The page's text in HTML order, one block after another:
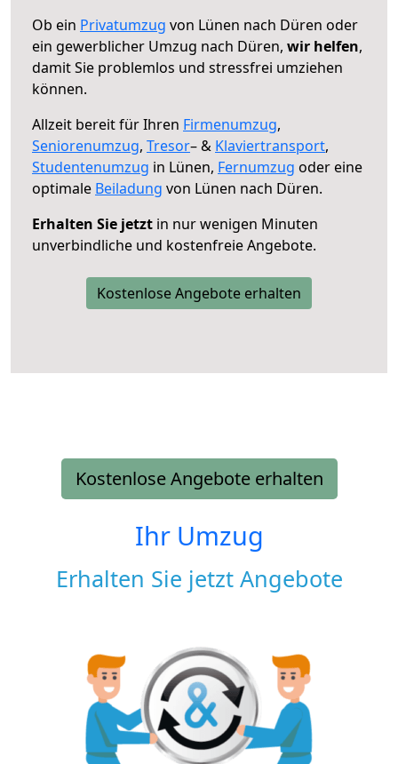
Ob ein Privatumzug von Lünen nach Düren oder
ein gewerblicher Umzug nach Düren, wir helfen,
damit Sie problemlos und stressfrei umziehen
können.
Allzeit bereit für Ihren Firmenumzug,
Seniorenumzug, Tresor– & Klaviertransport,
Studentenumzug in Lünen, Fernumzug oder eine
optimale Beiladung von Lünen nach Düren.
Erhalten Sie jetzt in nur wenigen Minuten
unverbindliche und kostenfreie Angebote.
Kostenlose Angebote erhalten
Kostenlose Angebote erhalten
Ihr Umzug
Erhalten Sie jetzt Angebote